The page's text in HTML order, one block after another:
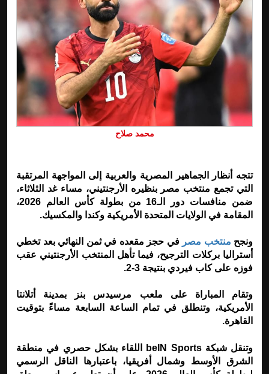
محمد صلاح
تتجه أنظار الجماهير المصرية والعربية إلى المواجهة المرتقبة
التي تجمع منتخب مصر بنظيره الأرجنتيني، مساء غد الثلاثاء،
ضمن منافسات دور الـ16 من بطولة كأس العالم 2026،
المقامة في الولايات المتحدة الأمريكية وكندا والمكسيك.
ونجح منتخب مصر في حجز مقعده في ثمن النهائي بعد تخطي
أستراليا بركلات الترجيح، فيما تأهل المنتخب الأرجنتيني عقب
فوزه على كاب فيردي بنتيجة 3-2.
وتقام المباراة على ملعب مرسيدس بنز بمدينة أتلانتا
الأمريكية، وتنطلق في تمام الساعة السابعة مساءً بتوقيت
القاهرة.
وتنقل شبكة beIN Sports اللقاء بشكل حصري في منطقة
الشرق الأوسط وشمال أفريقيا، باعتبارها الناقل الرسمي